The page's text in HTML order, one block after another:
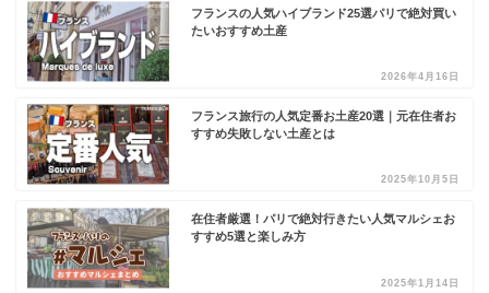
フランスの人気ハイブランド25選パリで絶対買い
たいおすすめ土産
2026年4月16日
フランス旅行の人気定番お土産20選｜元在住者お
すすめ失敗しない土産とは
2025年10月5日
在住者厳選！パリで絶対行きたい人気マルシェお
すすめ5選と楽しみ方
2025年1月14日